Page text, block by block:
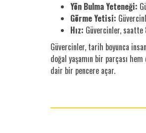
Yön Bulma Yeteneği:
Görme Yetisi:
Hız: Güvercinler,
Güvercinler, tarih boyunca
doğal yaşamın bir parçası
dair bir pencere açar.